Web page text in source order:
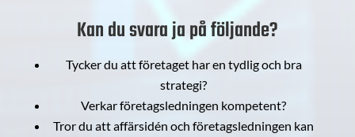
Kan du svara ja på följande?
Tycker du att företaget har en tydlig och bra
strategi?
Verkar företagsledningen kompetent?
Tror du att affärsidén och företagsledningen kan